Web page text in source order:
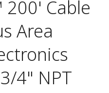
Cable
Area
4" NPT